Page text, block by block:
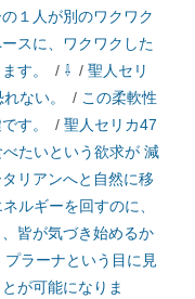
１人が別のワクワク
スに、ワクワクした
す。
/ ⇩ / 聖人セリ
ない。
/ この柔軟性
す。
/ 聖人セリカ47
べたいという欲求が 減
リアンへと自然に移
ルギーを回すのに、
皆が気づき始めるか
ラーナという目に見
が可能になりま